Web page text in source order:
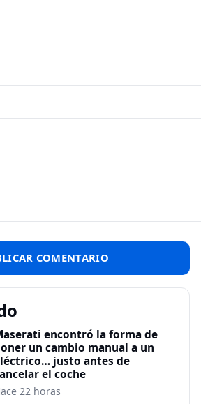
encontró la forma de
un cambio manual a un
justo antes de
el coche
22 horas